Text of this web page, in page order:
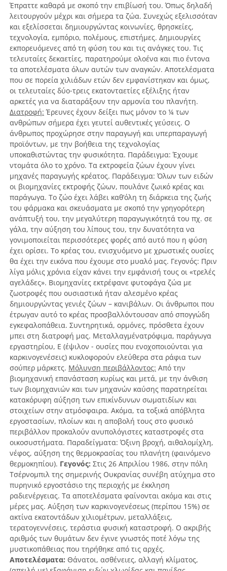
Έπραττε καθαρά με σκοπό την επιβίωσή του. Όπως δηλαδή
λειτουργούν μέχρι και σήμερα τα ζώα. Συνεχώς εξελισσόταν
και εξελίσσεται δημιουργώντας κοινωνίες, θρησκείες,
τεχνολογία, εμπόριο, πολέμους, επιστήμες. Δημιουργίες
εκπορευόμενες από τη φύση του και τις ανάγκες του. Τις
τελευταίες δεκαετίες, παρατηρούμε ολοένα και πιο έντονα
τα αποτελέσματα όλων αυτών των αναγκών. Αποτελέσματα
που σε πορεία χιλιάδων ετών δεν εμφανίστηκαν και όμως,
οι τελευταίες δύο-τρεις εκατονταετίες εξέλιξης ήταν
αρκετές για να διαταράξουν την αρμονία του πλανήτη.
Διατροφή: Έρευνες έχουν δείξει πως μόνον το ¼ των
ανθρώπων σήμερα έχει γευτεί αυθεντικές γεύσεις. Ο
άνθρωπος προχώρησε στην παραγωγή και υπερπαραγωγή
προϊόντων, με την βοήθεια της τεχνολογίας
υποκαθιστώντας την φυσικότητα. Παράδειγμα: Έχουμε
ντομάτα όλο το χρόνο. Τα εκτροφεία ζώων έχουν γίνει
μηχανές παραγωγής κρέατος. Παράδειγμα: Όλων των ειδών
οι βιομηχανίες εκτροφής ζώων, πουλάνε ζωικό κρέας και
παράγωγα. Το ζώο έχει λάβει καθ’όλη τη διάρκεια της ζωής
του φάρμακα και σκευάσματα με σκοπό την γρηγορότερη
ανάπτυξή του, την μεγαλύτερη παραγωγικότητά του πχ. σε
γάλα, την αύξηση του λίπους του, την δυνατότητα να
γονιμοποιείται περισσότερες φορές από αυτό που η φύση
έχει ορίσει. Το κρέας του, ενισχυόμενο με χρωστικές ουσίες
θα έχει την εικόνα που έχουμε στο μυαλό μας. Γεγονός: Πριν
λίγα μόλις χρόνια είχαν κάνει την εμφάνισή τους οι «τρελές
αγελάδες». Βιομηχανίες εκτρέφανε φυτοφάγα ζώα με
ζωοτροφές που ουσιαστικά ήταν αλεσμένο κρέας
δημιουργώντας γενιές ζώων – κανιβάλων. Οι άνθρωποι που
έτρωγαν αυτό το κρέας προσβαλλόντουσαν από σπογγώδη
εγκεφαλοπάθεια. Συντηρητικά, ορμόνες, πρόσθετα έχουν
μπει στη διατροφή μας. Μεταλλαγμένατρόφιμα, παράγωγα
εργαστηρίου, Ε (έψιλον - ουσίες που ενοχοποιούνται για
καρκινογενέσεις) κυκλοφορούν ελεύθερα στα ράφια των
σούπερ μάρκετς. Μόλυνση περιβάλλοντος: Από την
βιομηχανική επανάσταση κυρίως και μετά, με την άνθιση
των βιομηχανιών και των μηχανών καύσης παρατηρείται
κατακόρυφη αύξηση των επικίνδυνων σωματιδίων και
στοιχείων στην ατμόσφαιρα. Ακόμα, τα τοξικά απόβλητα
εργοστασίων, πλοίων και η αποβολή τους στο φυσικό
περιβάλλον προκαλούν ανυπολόγιστες καταστροφές στα
οικοσυστήματα. Παραδείγματα: Όξινη βροχή, αιθαλομίχλη,
νέφος, αύξηση της θερμοκρασίας του πλανήτη (φαινόμενο
θερμοκηπίου). Γεγονός: Στις 26 Απριλίου 1986, στην πόλη
Τσέρνομπιλ της σημερινής Ουκρανίας συνέβη ατύχημα στο
πυρηνικό εργοστάσιο της περιοχής με έκκληση
ραδιενέργειας. Τα αποτελέσματα φαίνονται ακόμα και στις
μέρες μας. Αύξηση των καρκινογενέσεως (περίπου 15%) σε
ακτίνα εκατοντάδων χιλιομέτρων, μεταλλάξεις,
τερατογεννέσεις, τεράστια φυσική καταστροφή. Ο ακριβής
αριθμός των θυμάτων δεν έγινε γνωστός ποτέ λόγω της
μυστικοπάθειας που τηρήθηκε από τις αρχές.
Αποτελέσματα: Θάνατοι, ασθένειες, αλλαγή κλίματος,